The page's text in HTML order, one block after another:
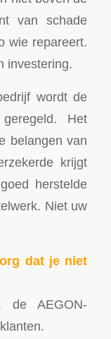
van schade
wie repareert.
investering.
wordt de
Het
belangen van
krijgt
herstelde
Niet uw
dat je niet
de AEGON-